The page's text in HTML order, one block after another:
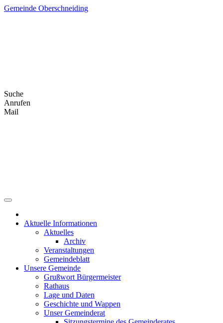
Skip
Gemeinde Oberschneiding
Suche
Anrufen
Mail
Aktuelle Informationen
Aktuelles
Archiv
Veranstaltungen
Gemeindeblatt
Unsere Gemeinde
Grußwort Bürgermeister
Rathaus
Lage und Daten
Geschichte und Wappen
Unser Gemeinderat